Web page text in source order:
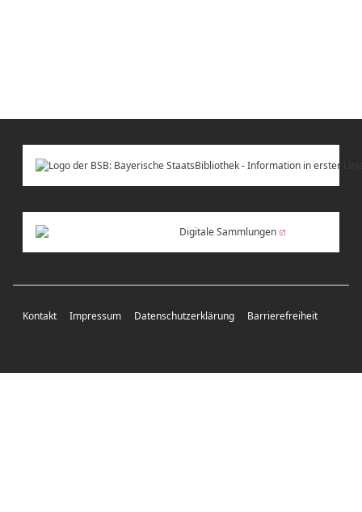
Digitale Sammlungen
Kontakt Impressum Datenschutzerklärung Barrierefreiheit